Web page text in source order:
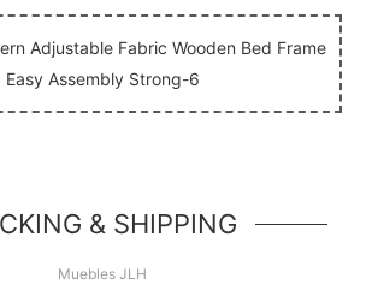
& SHIPPING
Muebles JLH